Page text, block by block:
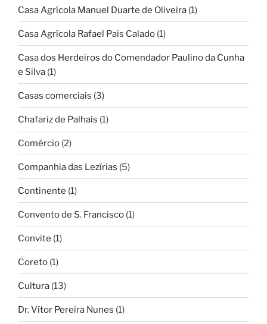
Casa Agrícola Manuel Duarte de Oliveira (1)
Casa Agrícola Rafael Pais Calado (1)
Casa dos Herdeiros do Comendador Paulino da Cunha
e Silva (1)
Casas comerciais (3)
Chafariz de Palhais (1)
Comércio (2)
Companhia das Lezírias (5)
Continente (1)
Convento de S. Francisco (1)
Convite (1)
Coreto (1)
Cultura (13)
Dr. Vítor Pereira Nunes (1)